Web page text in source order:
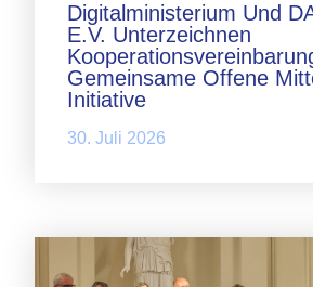
Digitalministerium Und
E.V. Unterzeichnen
Gemeinsame Offene
Initiative
30. Juli 2026